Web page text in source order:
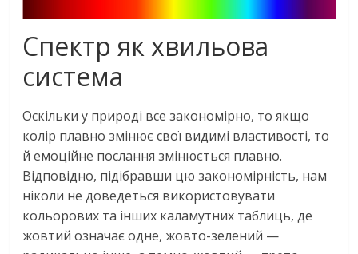
Спектр як хвильова
система
Оскільки у природі все закономірно, то якщо
колір плавно змінює свої видимі властивості, то
й емоційне послання змінюється плавно.
Відповідно, підібравши цю закономірність, нам
ніколи не доведеться використовувати
кольорових та інших каламутних таблиць, де
жовтий означає одне, жовто-зелений —